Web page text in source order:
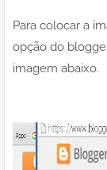
Para colocar a
opção do
imagem abaixo.